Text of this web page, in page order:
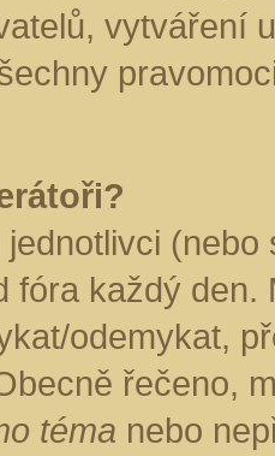
vytváření
fóra každý
odemykat,
řečeno,
téma nebo